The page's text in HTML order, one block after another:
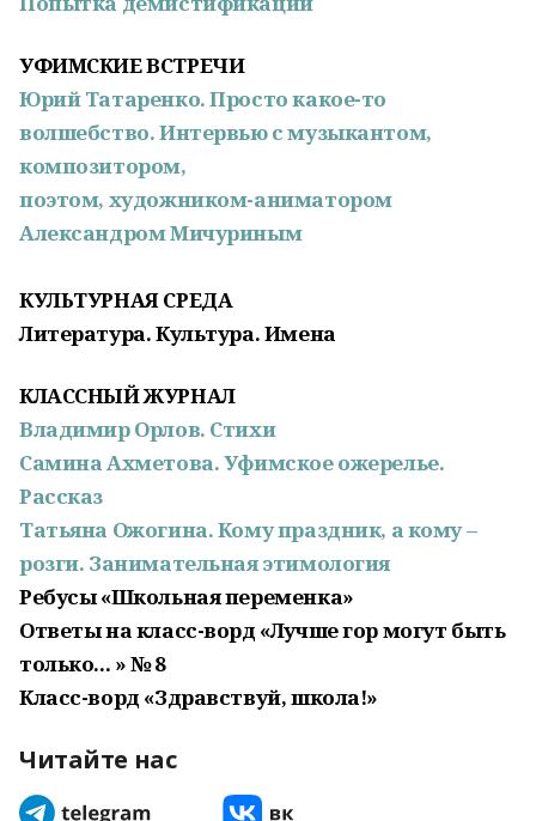
УФИМСКИЕ ВСТРЕЧИ
Юрий Татаренко. Просто какое-то
волшебство. Интервью с музыкантом,
композитором,
поэтом, художником-аниматором
Александром Мичуриным
КУЛЬТУРНАЯ СРЕДА
Литература. Культура. Имена
КЛАССНЫЙ ЖУРНАЛ
Владимир Орлов. Стихи
Самина Ахметова. Уфимское ожерелье.
Рассказ
Татьяна Ожогина. Кому праздник, а кому –
розги. Занимательная этимология
Ребусы «Школьная переменка»
Ответы на класс-ворд «Лучше гор могут быть
только... » № 8
Класс-ворд «Здравствуй, школа!»
Читайте нас